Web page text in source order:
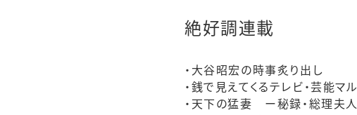
絶好調連載
・大谷昭宏の時事炙り出し
・銭で見えてくるテレビ・芸能マ
・天下の猛妻 ー秘録・総理